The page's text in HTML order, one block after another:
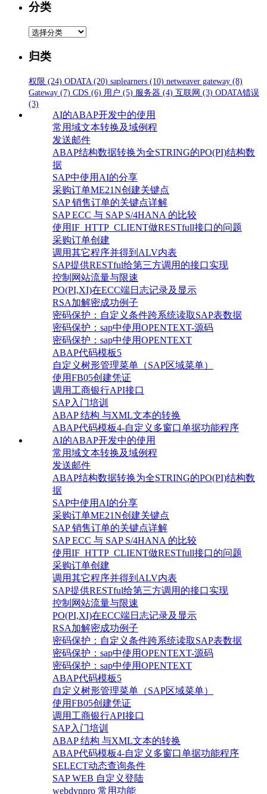
分类
分
归类
权限 (24) ODATA (20) saplearners (10) netweaver gateway (8)
Gateway (7) CDS (6) 用户 (5) 服务器 (4) 互联网 (3) ODATA错误
(3)
AI的ABAP开发中的使用
常用域文本转换及域例程
发送邮件
ABAP结构数据转换为全STRING的PO(PI)结构数
据
SAP中使用AI的分享
采购订单ME21N创建关键点
SAP 销售订单的关键点详解
SAP ECC 与 SAP S/4HANA 的比较
使用IF_HTTP_CLIENT做RESTfull接口的问题
采购订单创建
调用其它程序并得到ALV内表
SAP提供RESTful给第三方调用的接口实现
控制网站流量与限速
PO(PI,XI)在ECC端日志记录及显示
RSA加解密成功例子
密码保护：自定义条件跨系统读取SAP表数据
密码保护：sap中使用OPENTEXT-源码
密码保护：sap中使用OPENTEXT
ABAP代码模板5
自定义树形管理菜单（SAP区域菜单）
使用FB05创建凭证
调用工商银行API接口
SAP入门培训
ABAP 结构 与XML文本的转换
ABAP代码模板4-自定义多窗口单据功能程序
AI的ABAP开发中的使用
常用域文本转换及域例程
发送邮件
ABAP结构数据转换为全STRING的PO(PI)结构数
据
SAP中使用AI的分享
采购订单ME21N创建关键点
SAP 销售订单的关键点详解
SAP ECC 与 SAP S/4HANA 的比较
使用IF_HTTP_CLIENT做RESTfull接口的问题
采购订单创建
调用其它程序并得到ALV内表
SAP提供RESTful给第三方调用的接口实现
控制网站流量与限速
PO(PI,XI)在ECC端日志记录及显示
RSA加解密成功例子
密码保护：自定义条件跨系统读取SAP表数据
密码保护：sap中使用OPENTEXT-源码
密码保护：sap中使用OPENTEXT
ABAP代码模板5
自定义树形管理菜单（SAP区域菜单）
使用FB05创建凭证
调用工商银行API接口
SAP入门培训
ABAP 结构 与XML文本的转换
ABAP代码模板4-自定义多窗口单据功能程序
SELECT动态查询条件
SAP WEB 自定义登陆
webdynpro 常用功能